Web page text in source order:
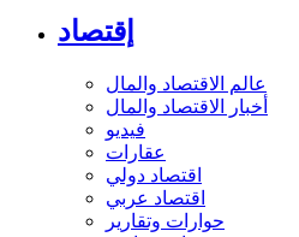
إقتصاد
عالم الاقتصاد والمال
أخبار الاقتصاد والمال
فيديو
عقارات
اقتصاد دولي
اقتصاد عربي
حوارات وتقارير